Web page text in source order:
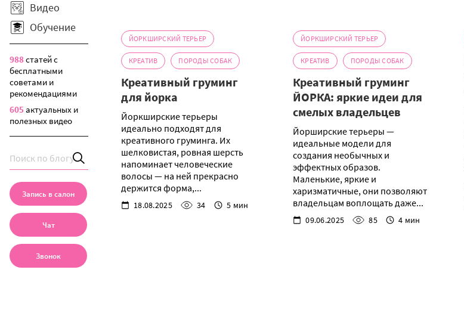
Видео
Обучение
988статей с
бесплатными
советами и
рекомендациями
605 актуальных и
полезных видео
Запись в салон
Чат
Звонок
ЙОРКШИРСКИЙ ТЕРЬЕР
КРЕАТИВ ПОРОДЫ СОБАК
Креативный груминг
для йорка
Йоркширские терьеры
идеально подходят для
креативного груминга. Их
шелковистая, ровная шерсть
напоминает человеческие
волосы — на ней прекрасно
держится форма,...
18.08.2025 34 5 мин
ЙОРКШИРСКИЙ ТЕРЬЕР
КРЕАТИВ ПОРОДЫ СОБАК
Креативный груминг
ЙОРКА: яркие идеи для
смелых владельцев
Йорширские терьеры —
идеальные модели для
создания необычных и
эффектных образов.
Маленькие, яркие и
харизматичные, они позволяют
владельцам воплощать даже...
09.06.2025 85 4 мин